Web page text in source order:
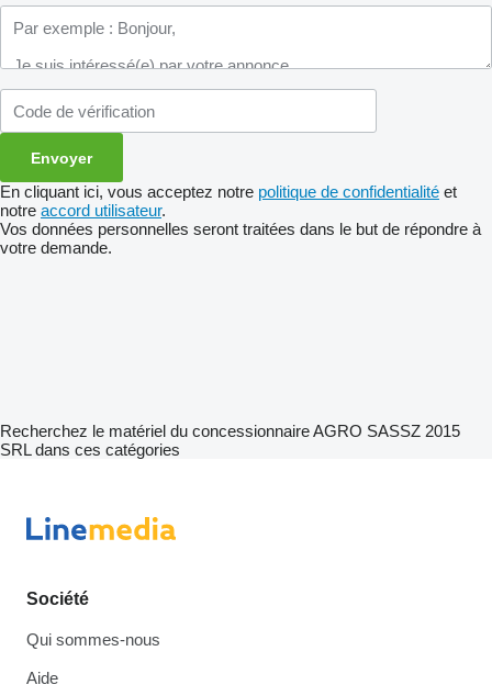
En cliquant ici, vous acceptez notre politique de confidentialité et
notre accord utilisateur.
Vos données personnelles seront traitées dans le but de répondre à
votre demande.
Recherchez le matériel du concessionnaire AGRO SASSZ 2015
SRL dans ces catégories
Société
Qui sommes-nous
Aide